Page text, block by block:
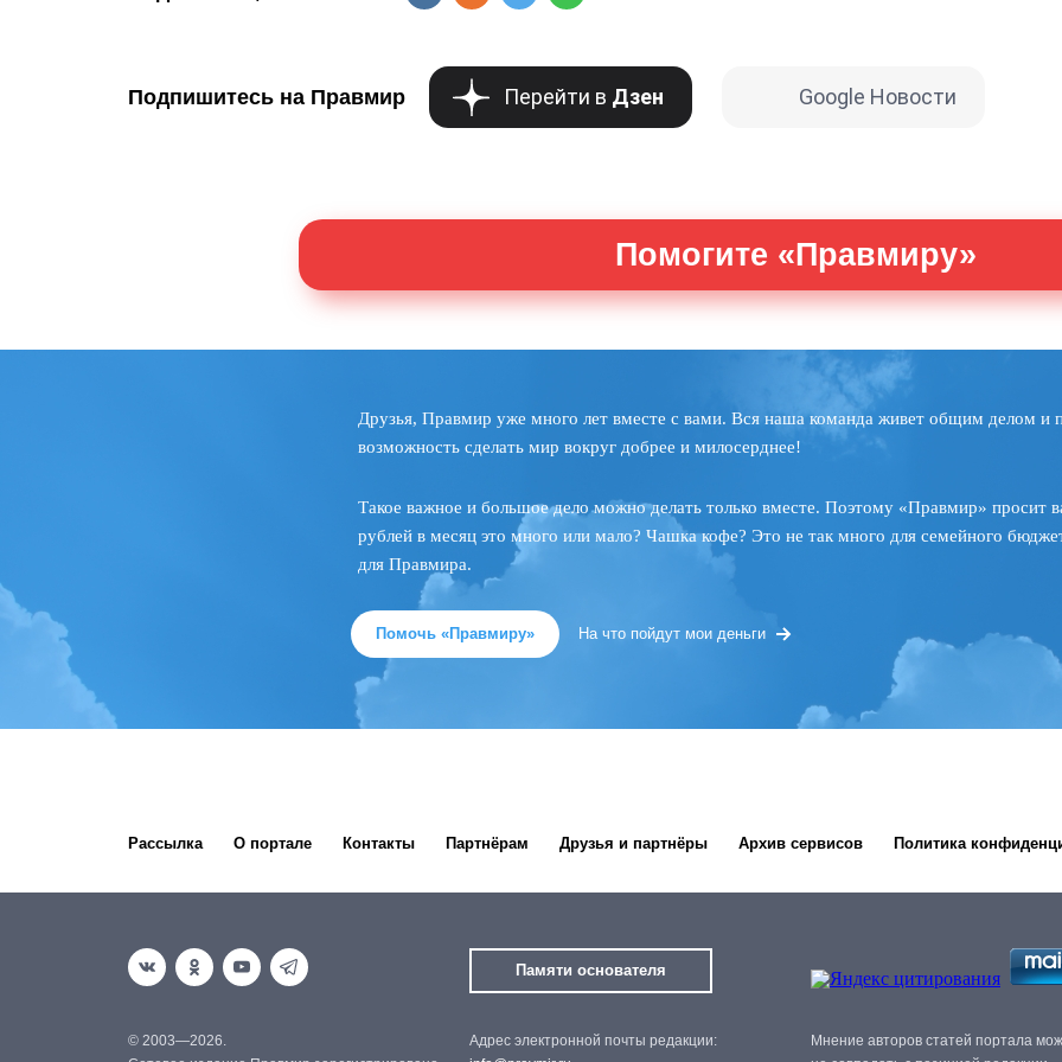
Подпишитесь на Правмир Перейти в Дзен Google Новости
Помогите «Правмиру»
Друзья, Правмир уже много лет вместе с вами. Вся наша команда живет общим делом и
возможность сделать мир вокруг добрее и милосерднее!
Такое важное и большое дело можно делать только вместе. Поэтому «Правмир» просит
рублей в месяц это много или мало? Чашка кофе? Это не так много для семейного
для Правмира.
Помочь «Правмиру» На что пойдут мои деньги
Рассылка О портале Контакты Партнёрам Друзья и партнёры Архив сервисов Политика
Памяти основателя
© 2003—2026.
Адрес электронной почты редакции:
Мнение авторов статей портала